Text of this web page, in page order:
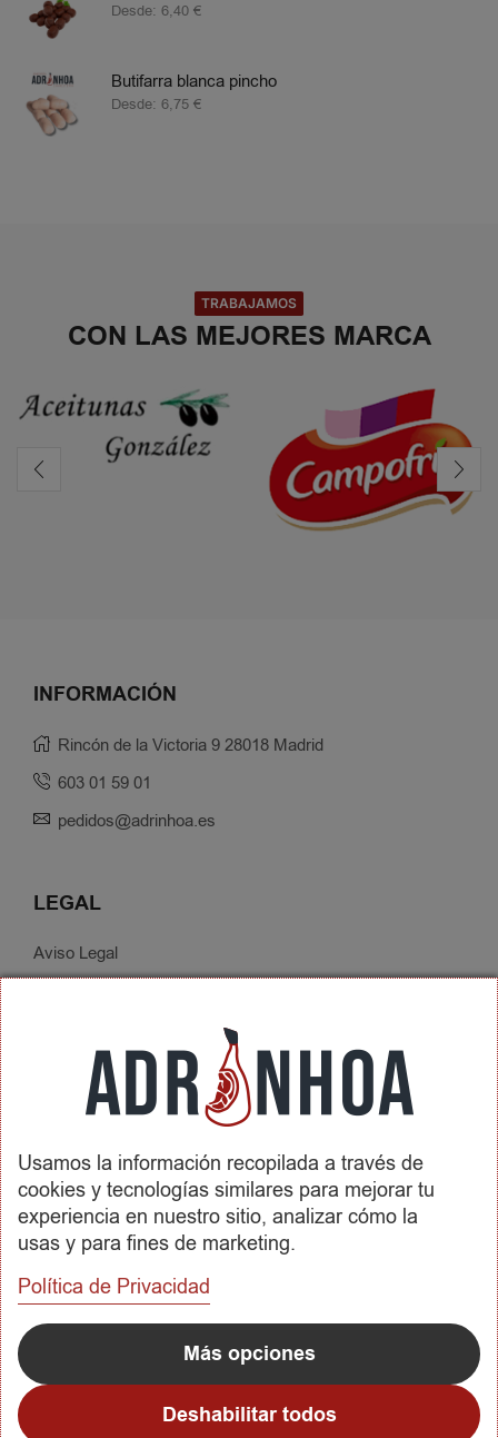
Desde: 6,40 €
Butifarra blanca pincho
Desde: 6,75 €
TRABAJAMOS
CON LAS MEJORES MARCA
INFORMACIÓN
Rincón de la Victoria 9 28018 Madrid
603 01 59 01
pedidos@adrinhoa.es
LEGAL
Aviso Legal
Condiciones de Contratación
Envíos y Devoluciones
SOBRE ADRINHOA
Conócenos
Contactar
REDES SOCIALES
METODOS DE PAGO
Usamos la información recopilada a través de
cookies y tecnologías similares para mejorar tu
experiencia en nuestro sitio, analizar cómo la
usas y para fines de marketing.
Política de Privacidad
Más opciones
Deshabilitar todos